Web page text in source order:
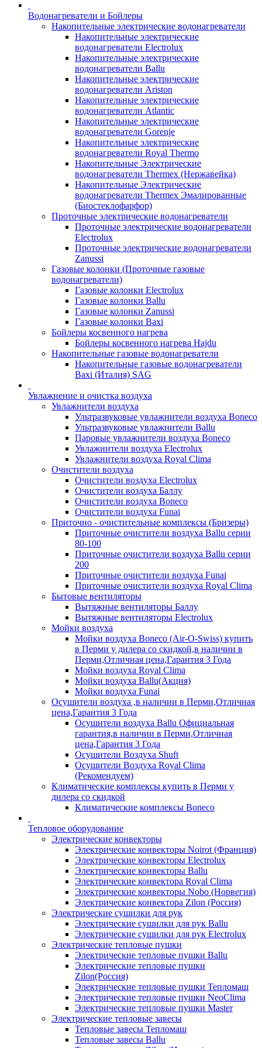
Водонагреватели и Бойлеры
Накопительные электрические водонагреватели
Накопительные электрические
водонагреватели Electrolux
Накопительные электрические
водонагреватели Ballu
Накопительные электрические
водонагреватели Ariston
Накопительные электрические
водонагреватели Atlantic
Накопительные электрические
водонагреватели Gorenje
Накопительные электрические
водонагреватели Royal Thermo
Накопительные Электрические
водонагреватели Thermex (Нержавейка)
Накопительные Электрические
водонагреватели Thermex Эмалированные
(Биостеклофарфор)
Проточные электрические водонагреватели
Проточные электрические водонагреватели
Electrolux
Проточные электрические водонагреватели
Zanussi
Газовые колонки (Проточные газовые
водонагреватели)
Газовые колонки Electrolux
Газовые колонки Ballu
Газовые колонки Zanussi
Газовые колонки Baxi
Бойлеры косвенного нагрева
Бойлеры косвенного нагрева Hajdu
Накопительные газовые водонагреватели
Накопительные газовые водонагреватели
Baxi (Италия) SAG
Увлажнение и очистка воздуха
Увлажнители воздуха
Ультразвуковые увлажнители воздуха Boneco
Ультразвуковые увлажнители Ballu
Паровые увлажнители воздуха Boneco
Увлажнители воздуха Electrolux
Увлажнители воздуха Royal Clima
Очистители воздуха
Очистители воздуха Electrolux
Очистители воздуха Баллу
Очистители воздуха Boneco
Очистители воздуха Funai
Приточно - очистительные комплексы (Бризеры)
Приточные очистители воздуха Ballu серии
80-100
Приточные очистители воздуха Ballu серии
200
Приточные очистители воздуха Funai
Приточные очистители воздуха Royal Clima
Бытовые вентиляторы
Вытяжные вентиляторы Баллу
Вытяжные вентиляторы Electrolux
Мойки воздуха
Мойки воздуха Boneco (Air-O-Swiss) купить
в Перми у дилера со скидкой,в наличии в
Перми,Отличная цена,Гарантия 3 Года
Мойки воздуха Royal Clima
Мойки воздуха Ballu(Акция)
Мойки воздуха Funai
Осушители воздуха ,в наличии в Перми,Отличная
цена,Гарантия 3 Года
Осушители воздуха Ballu Официальная
гарантия,в наличии в Перми,Отличная
цена,Гарантия 3 Года
Осушители Воздуха Shuft
Осушители Воздуха Royal Clima
(Рекомендуем)
Климатические комплексы купить в Перми у
дилера со скидкой
Климатические комплексы Boneсo
Тепловое оборудование
Электрические конвекторы
Электрические конвекторы Noirot (Франция)
Электрические конвекторы Electrolux
Электрические конвекторы Ballu
Электрические конвектора Royal Clima
Электрические конвекторы Nobo (Норвегия)
Электрические конвектора Zilon (Россия)
Электрические сушилки для рук
Электрические сушилки для рук Ballu
Электрические сушилки для рук Electrolux
Электрические тепловые пушки
Электрические тепловые пушки Ballu
Электрические тепловые пушки
Zilon(Россия)
Электрические тепловые пушки Тепломаш
Электрические тепловые пушки NeoClima
Электрические тепловые пушки Master
Электрические тепловые завесы
Тепловые завесы Тепломаш
Тепловые завесы Ballu